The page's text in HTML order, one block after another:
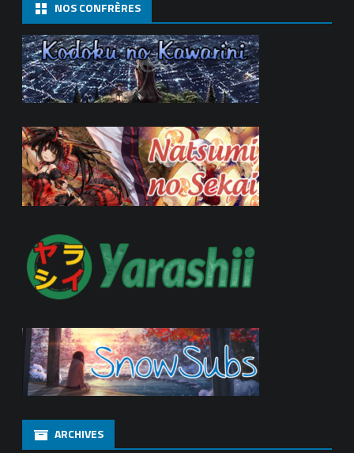
NOS CONFRÈRES
ARCHIVES